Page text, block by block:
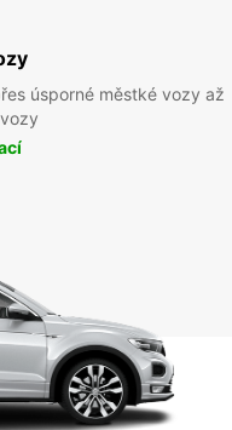
úsporné městké vozy až